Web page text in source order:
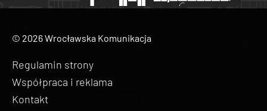
© 2026 Wrocławska Komunikacja
Regulamin strony
Współpraca i reklama
Kontakt